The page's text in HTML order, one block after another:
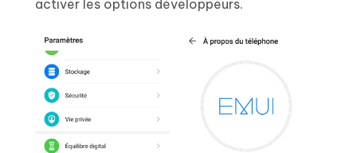
activer les options développeurs.